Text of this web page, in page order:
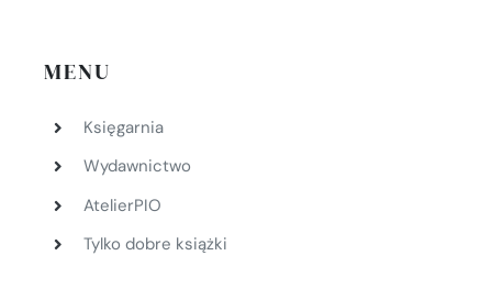
MENU
Księgarnia
Wydawnictwo
AtelierPIO
Tylko dobre książki